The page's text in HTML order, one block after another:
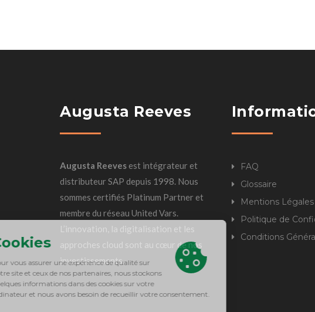
Augusta Reeves
Augusta Reeves est intégrateur et
distributeur SAP depuis 1998. Nous
sommes certifiés Platinum Partner et
membre du réseau United Vars.
L’innovation, la digitalisation et les
approches cloud sont au cœur de nos
investissements.
FAQ
Glossaire
Mentions Légales
Politique de
Conditions